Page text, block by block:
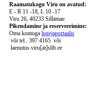
Raamatukogu Viru on avatud:
E - R 11 -18, L 10 -17
Viru 26, 40233 Sillämae
Pikendamine ja reserveerimine:
Oma kontoga lugejaportaalis
või tel.. 397 4165 või
laenutus.viru[at]slib.ee